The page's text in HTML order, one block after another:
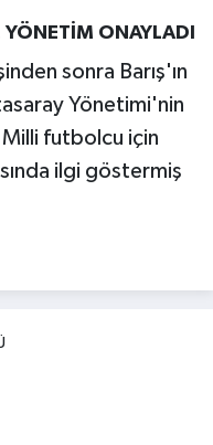
YÖNETİM ONAYLADI
sonra Barış'ın
Yönetimi'nin
futbolcu için
ilgi göstermiş